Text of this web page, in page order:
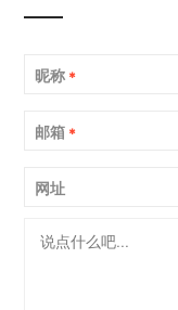
昵称 *
邮箱 *
网址